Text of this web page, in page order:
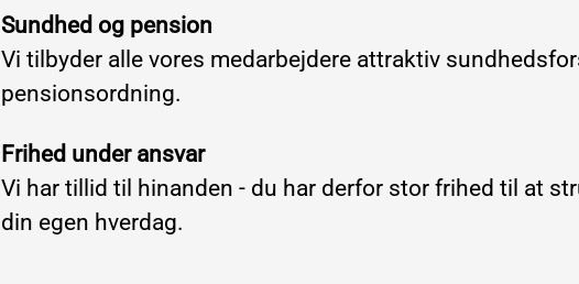
Sundhed og pension
Vi tilbyder alle vores medarbejdere attraktiv
pensionsordning.
Frihed under ansvar
Vi har tillid til hinanden - du har derfor stor frihed til at
din egen hverdag.